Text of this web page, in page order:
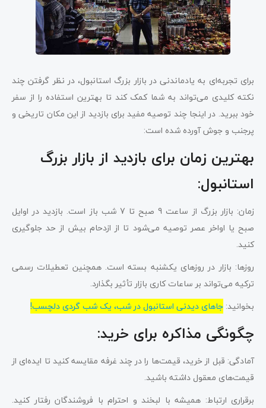
برای تجربه‌ای به یادماندنی در بازار بزرگ استانبول، در نظر گرفتن چند
نکته کلیدی می‌تواند به شما کمک کند تا بهترین استفاده را از سفر
خود ببرید. در اینجا چند توصیه مفید برای بازدید از این مکان تاریخی و
پرجنب و جوش آورده شده است:
بهترین زمان برای بازدید از بازار بزرگ
استانبول:
زمان: بازار بزرگ از ساعت 9 صبح تا 7 شب باز است. بازدید در اوایل
صبح یا اواخر عصر توصیه می‌شود تا از ازدحام بیش از حد جلوگیری
کنید.
روزها: بازار در روزهای یکشنبه بسته است. همچنین تعطیلات رسمی
ترکیه می‌تواند بر ساعات کاری بازار تأثیر بگذارد.
بخوانید: جاهای دیدنی استانبول در شب، یک شب گردی دلچسب!
چگونگی مذاکره برای خرید:
آمادگی: قبل از خرید، قیمت‌ها را در چند غرفه مقایسه کنید تا ایده‌ای از
قیمت‌های معقول داشته باشید.
برقراری ارتباط: همیشه با لبخند و احترام با فروشندگان رفتار کنید.